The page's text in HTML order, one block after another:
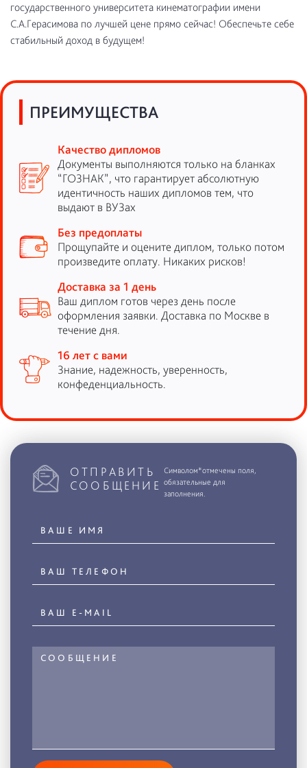
государственного университета кинематографии имени
С.А.Герасимова по лучшей цене прямо сейчас! Обеспечьте себе
стабильный доход в будущем!
ПРЕИМУЩЕСТВА
Качество дипломов
Документы выполняются только на бланках
“ГОЗНАК”, что гарантирует абсолютную
идентичность наших дипломов тем, что
выдают в ВУЗах
Без предоплаты
Прощупайте и оцените диплом, только потом
произведите оплату. Никаких рисков!
Доставка за 1 день
Ваш диплом готов через день после
оформления заявки. Доставка по Москве в
течение дня.
16 лет с вами
Знание, надежность, уверенность,
конфеденциальность.
ОТПРАВИТЬ
СООБЩЕНИЕ
Символом*отмечены поля,
обязательные для
заполнения.